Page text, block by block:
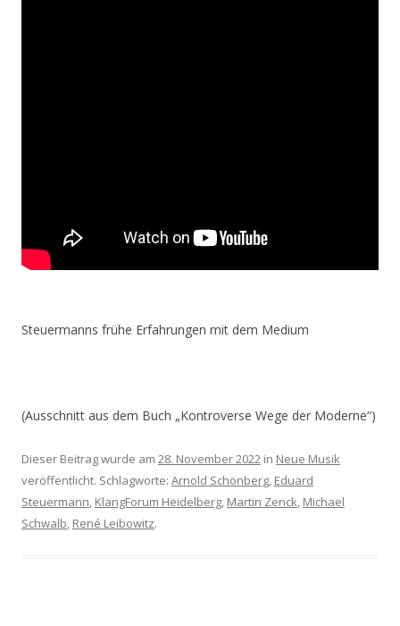
Steuermanns frühe Erfahrungen mit dem Medium
(Ausschnitt aus dem Buch „Kontroverse Wege der Moderne“)
Dieser Beitrag wurde am 28. November 2022 in Neue Musik
veröffentlicht. Schlagworte: Arnold Schönberg, Eduard
Steuermann, KlangForum Heidelberg, Martin Zenck, Michael
Schwalb, René Leibowitz.